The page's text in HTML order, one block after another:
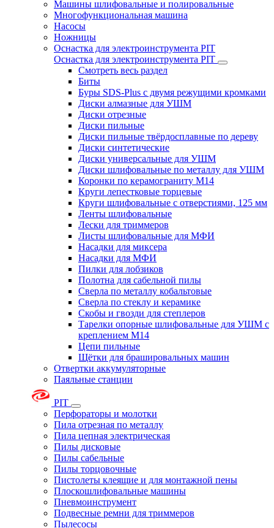
Машины шлифовальные и полировальные
Многофункциональная машина
Насосы
Ножницы
Оснастка для электроинструмента PIT
Оснастка для электроинструмента PIT
Смотреть весь раздел
Биты
Буры SDS-Plus c двумя режущими кромками
Диски алмазные для УШМ
Диски отрезные
Диски пильные
Диски пильные твёрдосплавные по дереву
Диски синтетические
Диски универсальные для УШМ
Диски шлифовальные по металлу для УШМ
Коронки по керамограниту M14
Круги лепестковые торцевые
Круги шлифовальные с отверстиями, 125 мм
Ленты шлифовальные
Лески для триммеров
Листы шлифовальные для МФИ
Насадки для миксера
Насадки для МФИ
Пилки для лобзиков
Полотна для сабельной пилы
Сверла по металлу кобальтовые
Сверла по стеклу и керамике
Скобы и гвозди для степлеров
Тарелки опорные шлифовальные для УШМ с
креплением М14
Цепи пильные
Щётки для брашировальных машин
Отвертки аккумуляторные
Паяльные станции
PIT
Перфораторы и молотки
Пила отрезная по металлу
Пила цепная электрическая
Пилы дисковые
Пилы сабельные
Пилы торцовочные
Пистолеты клеящие и для монтажной пены
Плоскошлифовальные машины
Пневмоинструмент
Подвесные ремни для триммеров
Пылесосы